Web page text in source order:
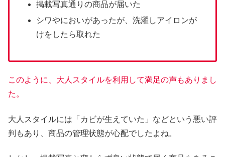
掲載写真通りの商品が届いた
シワやにおいがあったが、洗濯しアイロンが
けをしたら取れた
このように、大人スタイルを利用して満足の声もありまし
た。
大人スタイルには「カビが生えていた」などという悪い評
判もあり、商品の管理状態が心配でしたよね。